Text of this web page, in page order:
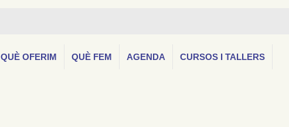
QUÈ OFERIM QUÈ FEM AGENDA CURSOS I TALLERS